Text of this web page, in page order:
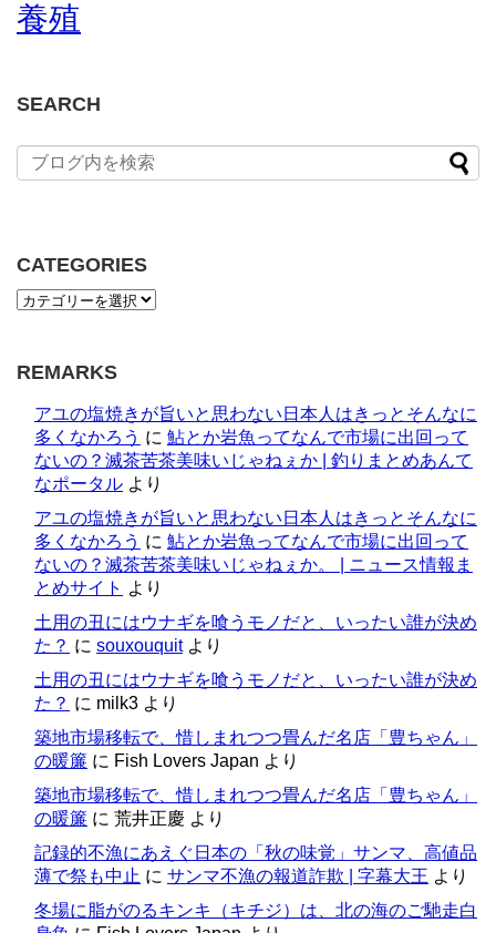
養殖
SEARCH
CATEGORIES
REMARKS
アユの塩焼きが旨いと思わない日本人はきっとそんなに
多くなかろう に 鮎とか岩魚ってなんで市場に出回って
ないの？滅茶苦茶美味いじゃねぇか | 釣りまとめあんて
なポータル より
アユの塩焼きが旨いと思わない日本人はきっとそんなに
多くなかろう に 鮎とか岩魚ってなんで市場に出回って
ないの？滅茶苦茶美味いじゃねぇか。 | ニュース情報ま
とめサイト より
土用の丑にはウナギを喰うモノだと、いったい誰が決め
た？ に souxouquitより
土用の丑にはウナギを喰うモノだと、いったい誰が決め
た？ に milk3 より
築地市場移転で、惜しまれつつ畳んだ名店「豊ちゃん」
の暖簾 に Fish Lovers Japan より
築地市場移転で、惜しまれつつ畳んだ名店「豊ちゃん」
の暖簾 に 荒井正慶 より
記録的不漁にあえぐ日本の「秋の味覚」サンマ、高値品
薄で祭も中止 に サンマ不漁の報道詐欺 | 字幕大王 より
冬場に脂がのるキンキ（キチジ）は、北の海のご馳走白